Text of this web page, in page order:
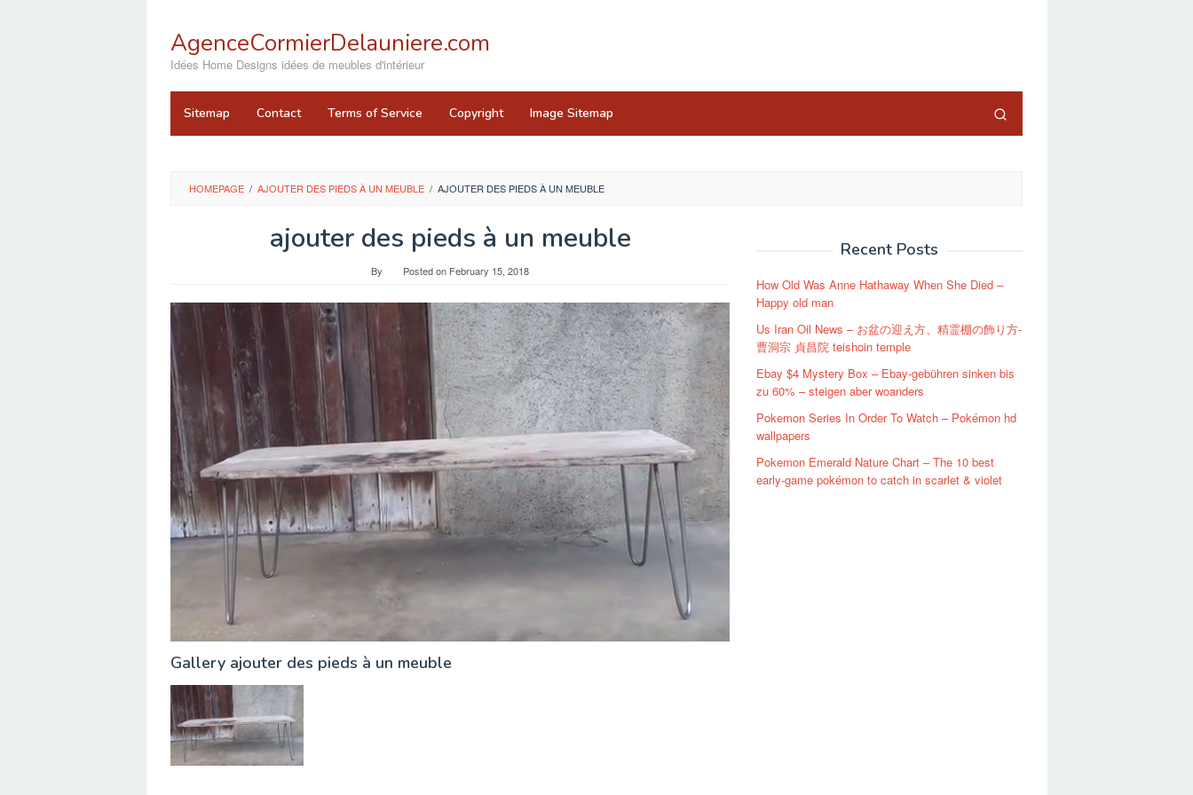
contentAgenceCormierDelauniere.com
Idées Home Designs idées de meubles d'intérieur
Sitemap Contact Terms of Service Copyright Image Sitemap
HOMEPAGE / AJOUTER DES PIEDS À UN MEUBLE / AJOUTER DES PIEDS À UN MEUBLE
ajouter des pieds à un meuble
By Posted on February 15, 2018
Gallery ajouter des pieds à un meuble
Recent Posts
How Old Was Anne Hathaway When She Died –
Happy old man
Us Iran Oil News – お盆の迎え方、精霊棚の飾り方-
曹洞宗 貞昌院 teishoin temple
Ebay $4 Mystery Box – Ebay-gebühren sinken bis
zu 60% – steigen aber woanders
Pokemon Series In Order To Watch – Pokémon hd
wallpapers
Pokemon Emerald Nature Chart – The 10 best
early-game pokémon to catch in scarlet & violet